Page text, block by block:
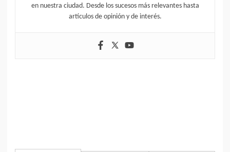
en nuestra ciudad. Desde los sucesos más relevantes hasta
artículos de opinión y de interés.